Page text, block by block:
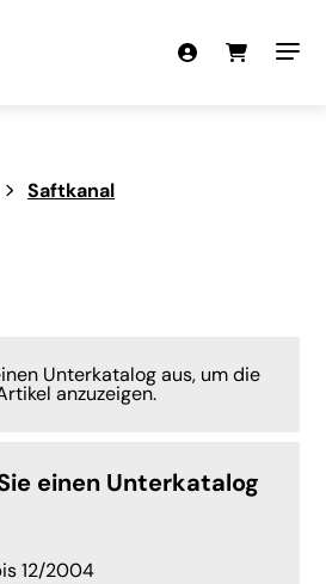
Saftkanal
Unterkatalog aus, um die
anzuzeigen.
einen Unterkatalog
12/2004